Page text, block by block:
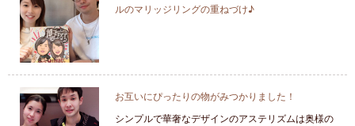
ルのマリッジリングの重ねづけ♪
お互いにぴったりの物がみつかりました！
シンプルで華奢なデザインのアステリズムは奥様の